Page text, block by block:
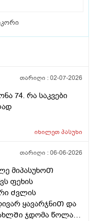
თარიღი :02-07-2026
74. რა საკვები
იხილეთპასუხი
თარიღი :06-06-2026
მიპასუხოᲗ
ფეხის
Ძვლის
ყავარჯნიᲗ და
ჯდომა წოლა